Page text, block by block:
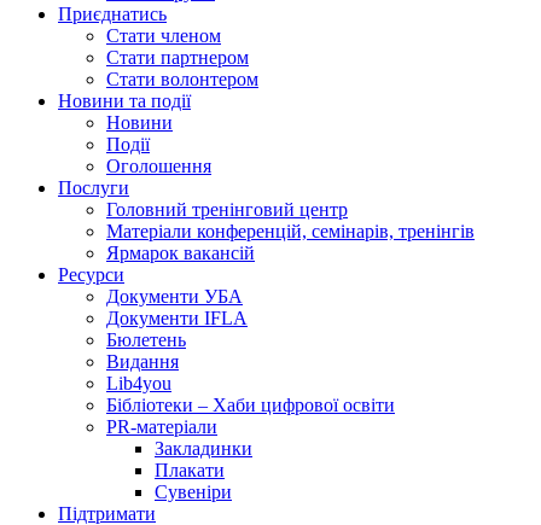
Приєднатись
Стати членом
Стати партнером
Стати волонтером
Новини та події
Новини
Події
Оголошення
Послуги
Головний тренінговий центр
Матеріали конференцій, семінарів, тренінгів
Ярмарок вакансій
Ресурси
Документи УБА
Документи IFLA
Бюлетень
Видання
Lib4you
Бібліотеки – Хаби цифрової освіти
PR-матеріали
Закладинки
Плакати
Сувеніри
Підтримати